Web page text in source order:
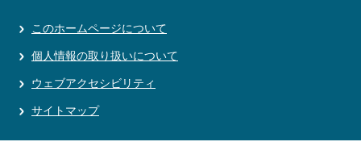
このホームページについて
個人情報の取り扱いについて
ウェブアクセシビリティ
サイトマップ